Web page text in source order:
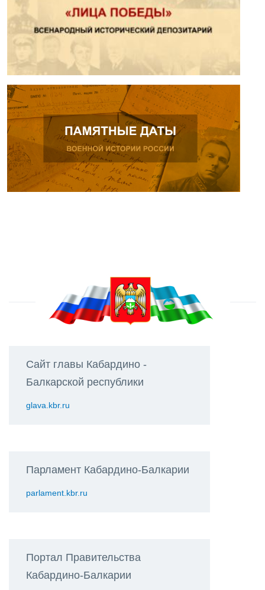
Сайт главы Кабардино -
Балкарской республики
glava.kbr.ru
Парламент Кабардино-Балкарии
parlament.kbr.ru
Портал Правительства
Кабардино-Балкарии